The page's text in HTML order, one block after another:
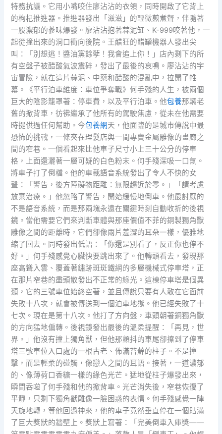
特務抗議。它用小嘴咬住廖沾沾的衣領，同時開啟了它背上
的枸杞推進器。推進器發出「滋滋」的輕微煎煮聲，伴隨著
一股濃郁的蔘味爆發。廖沾沾抱著蒜泥缸、K-999咬著他，一
起從撞出來的洞口衝向後院。王醋狂的醋罐機器人發出尖
叫：「別想逃！醬油黨餘孽！我會追上你！」店內剩下的所
有空盤子被醋酸氣波震碎，發出了最後的哀鳴。廖沾沾的宇
宙冒險，就在這片蒜泥、中藥和醋酸的混亂中，拉開了帷
幕。《平行泊車維度：車位爭奪戰》何手殘的人生，被兩個
巨大的陰影籠罩著：停車費，以及平行泊車。他包養那輛老
舊的掀背車，彷彿繼承了他所有的駕駛焦慮，從未在他需要
時提供過任何幫助。今包養網天，他面臨的是城市傳說中最
恐怖的挑戰，一條夾在理髮店與一間專賣金屬雕像的畫廊之
間的窄巷。一個看起來比他車子尺寸小上三十公分的停車
格，上面還灑著一層可疑的白色粉末。何手殘深吸一口氣。
將車子打了倒檔。他的車載語音系統發出了令人不快的女
聲：「警告，後方障礙物距離：無限趨近於零。」「請考慮
放棄治療。」他忽略了警告，開始緩慢地倒車。他最討厭的
不是語音系統，而是那兩塊永遠在關鍵時刻自動收折的後視
鏡。當他需要它們來判斷車體與那座價值不菲的銅製獨角獸
雕像之間的距離時，它們卻像兩片羞澀的耳朵一樣，優雅地
縮了回去。同時發出低語：「你還是別看了，反正你也停不
好。」何手殘感覺心臟快要跳出來了。他轉頭看去，發現那
座高聳入雲、覆蓋著鏽跡斑斑鐵網的多層機械式停車塔，正
在那片窄巷的盡頭散發出不正常的綠光。這棟停車塔是個異
類，它的三號車位始終空著，並且傳說只要有人敢在它面前
失敗十八次，就會被傳送到一個泊車地獄。他已經失敗了十
七次。現在是第十八次。他打了方向盤，車頭朝著銅獨角獸
的方向猛地偏轉。後視鏡發出最後的溫柔提醒：「再見，世
界。」他沒有撞上獨角獸，但他那顫抖的車尾卻擦到了停車
塔三號車位入口處的一根古老、佈滿苔蘚的柱子。不是撞
擊，而是輕柔的碰觸，像戀人之間的耳語。接著，一道濃郁
的、像薄荷口香糖一樣的綠色光芒。猛地從柱子爆發出來，
瞬間吞噬了何手殘和他的掀背車。光芒消失後，窄巷恢復了
平靜，只剩下獨角獸雕像一臉困惑的表情。何手殘感覺一陣
天旋地轉，等他回過神來，他的車子竟然垂直停在一個貼滿
了巨大獎狀的牆壁上。獎狀上寫著：「完美倒車入庫獎——